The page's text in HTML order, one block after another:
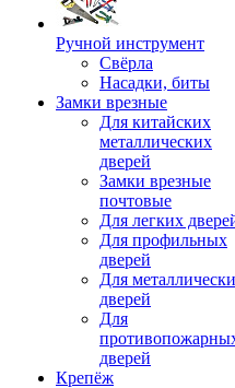
Ручной инструмент
Свёрла
Насадки, биты
Замки врезные
Для китайских
металлических
дверей
Замки врезные
почтовые
Для легких
Для профильных
дверей
Для
дверей
Для
дверей
Крепёж